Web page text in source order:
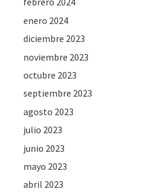
enero 2024
diciembre 2023
noviembre 2023
octubre 2023
septiembre 2023
agosto 2023
julio 2023
junio 2023
mayo 2023
abril 2023